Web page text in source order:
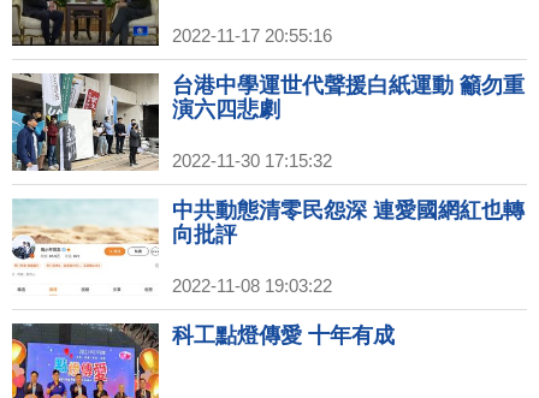
2022-11-17 20:55:16
台港中學運世代聲援白紙運動 籲勿重
演六四悲劇
2022-11-30 17:15:32
中共動態清零民怨深 連愛國網紅也轉
向批評
2022-11-08 19:03:22
科工點燈傳愛 十年有成